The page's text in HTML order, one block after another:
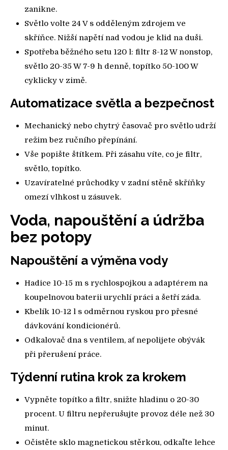
zanikne.
Světlo volte 24 V s odděleným zdrojem ve
skříňce. Nižší napětí nad vodou je klid na duši.
Spotřeba běžného setu 120 l: filtr 8-12 W nonstop,
světlo 20-35 W 7-9 h denně, topítko 50-100 W
cyklicky v zimě.
Automatizace světla a bezpečnost
Mechanický nebo chytrý časovač pro světlo udrží
režim bez ručního přepínání.
Vše popište štítkem. Při zásahu víte, co je filtr,
světlo, topítko.
Uzavíratelné průchodky v zadní stěně skříňky
omezí vlhkost u zásuvek.
Voda, napouštění a údržba
bez potopy
Napouštění a výměna vody
Hadice 10-15 m s rychlospojkou a adaptérem na
koupelnovou baterii urychlí práci a šetří záda.
Kbelík 10-12 l s odměrnou ryskou pro přesné
dávkování kondicionérů.
Odkalovač dna s ventilem, ať nepolijete obývák
při přerušení práce.
Týdenní rutina krok za krokem
Vypněte topítko a filtr, snižte hladinu o 20-30
procent. U filtru nepřerušujte provoz déle než 30
minut.
Očistěte sklo magnetickou stěrkou, odkaľte lehce